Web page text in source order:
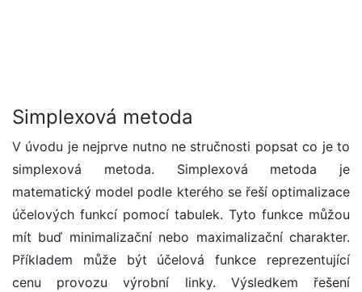
Simplexová metoda
V úvodu je nejprve nutno ne stručnosti popsat co je to
simplexová metoda. Simplexová metoda je
matematický model podle kterého se řeší optimalizace
účelových funkcí pomocí tabulek. Tyto funkce můžou
mít buď minimalizační nebo maximalizační charakter.
Příkladem může být účelová funkce reprezentující
cenu provozu výrobní linky. Výsledkem řešení